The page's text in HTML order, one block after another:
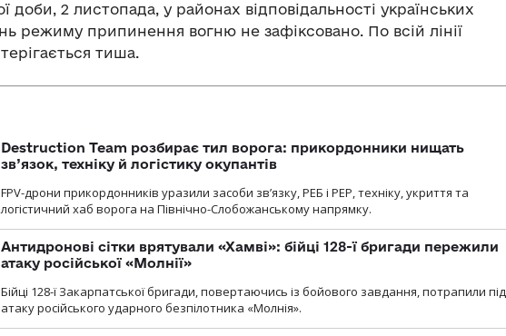
доби, 2 листопада, у районах відповідальності українських
режиму припинення вогню не зафіксовано. По всій лінії
тиша.
Destruction Team розбирає тил ворога: прикордонники нищать
зв’язок, техніку й логістику окупантів
FPV-дрони прикордонників уразили засоби зв’язку, РЕБ і РЕР, техніку, укриття та
логістичний хаб ворога на Північно-Слобожанському напрямку.
Антидронові сітки врятували «Хамві»: бійці 128-ї бригади пережили
атаку російської «Молнії»
Бійці 128-ї Закарпатської бригади, повертаючись із бойового завдання, потрапили під
атаку російського ударного безпілотника «Молнія».